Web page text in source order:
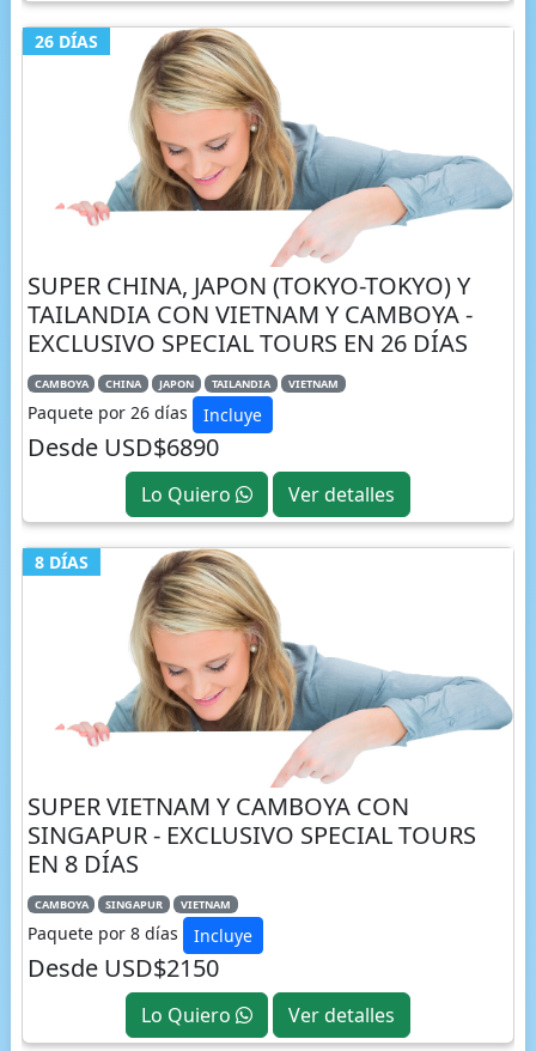
26 DÍAS
SUPER CHINA, JAPON (TOKYO-TOKYO) Y
TAILANDIA CON VIETNAM Y CAMBOYA -
EXCLUSIVO SPECIAL TOURS EN 26 DÍAS
CAMBOYA CHINA JAPON TAILANDIA VIETNAM
Paquete por 26 días Incluye
Desde USD$6890
Lo Quiero Ver detalles
8 DÍAS
SUPER VIETNAM Y CAMBOYA CON
SINGAPUR - EXCLUSIVO SPECIAL TOURS
EN 8 DÍAS
CAMBOYA SINGAPUR VIETNAM
Paquete por 8 días Incluye
Desde USD$2150
Lo Quiero Ver detalles